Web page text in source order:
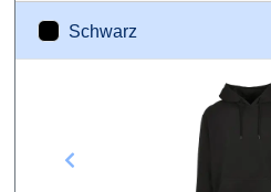
Schwarz